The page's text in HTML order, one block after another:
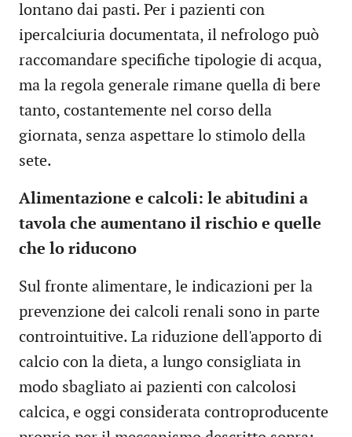
lontano dai pasti. Per i pazienti con
ipercalciuria documentata, il nefrologo può
raccomandare specifiche tipologie di acqua,
ma la regola generale rimane quella di bere
tanto, costantemente nel corso della
giornata, senza aspettare lo stimolo della
sete.
Alimentazione e calcoli: le abitudini a
tavola che aumentano il rischio e quelle
che lo riducono
Sul fronte alimentare, le indicazioni per la
prevenzione dei calcoli renali sono in parte
controintuitive. La riduzione dell'apporto di
calcio con la dieta, a lungo consigliata in
modo sbagliato ai pazienti con calcolosi
calcica, e oggi considerata controproducente